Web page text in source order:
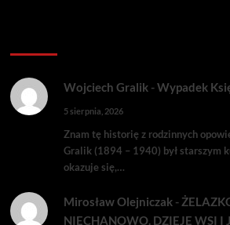
Wojciech Gralik-Wypadek
5 sierpnia, 2026
Znam tę historię z rodzinnych
Gralik (1894 – 1940) był starszym
okazuje się,…
Mirosław Olejniczak-
NIECHANOWO. DZIEJE WSI I